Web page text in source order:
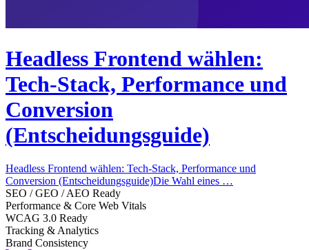
Headless Frontend wählen:
Tech-Stack, Performance und
Conversion
(Entscheidungsguide)
Headless Frontend wählen: Tech-Stack, Performance und
Conversion (Entscheidungsguide)Die Wahl eines …
SEO / GEO / AEO Ready
Performance & Core Web Vitals
WCAG 3.0 Ready
Tracking & Analytics
Brand Consistency